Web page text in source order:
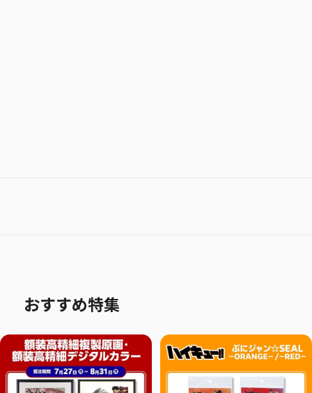
おすすめ特集